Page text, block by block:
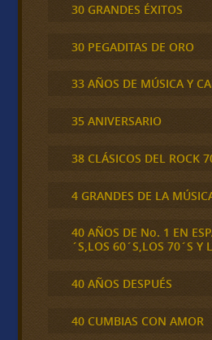
30 GRANDES ÉXITOS
30 PEGADITAS DE ORO
33 AÑOS DE MÚSICA Y
35 ANIVERSARIO
38 CLÁSICOS DEL ROCK
4 GRANDES DE LA
40 AÑOS DE No. 1 EN
´S,LOS 60´S,LOS 70´S Y
40 AÑOS DESPUÉS
40 CUMBIAS CON AMOR